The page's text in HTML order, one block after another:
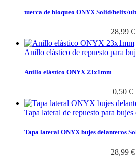
tuerca de bloqueo ONYX Solid/helix/
28,99 €
Anillo elástico de repuesto para
Anillo elástico ONYX 23x1mm
0,50 €
Tapa lateral de repuesto para
Tapa lateral ONYX bujes delanteros
28,99 €